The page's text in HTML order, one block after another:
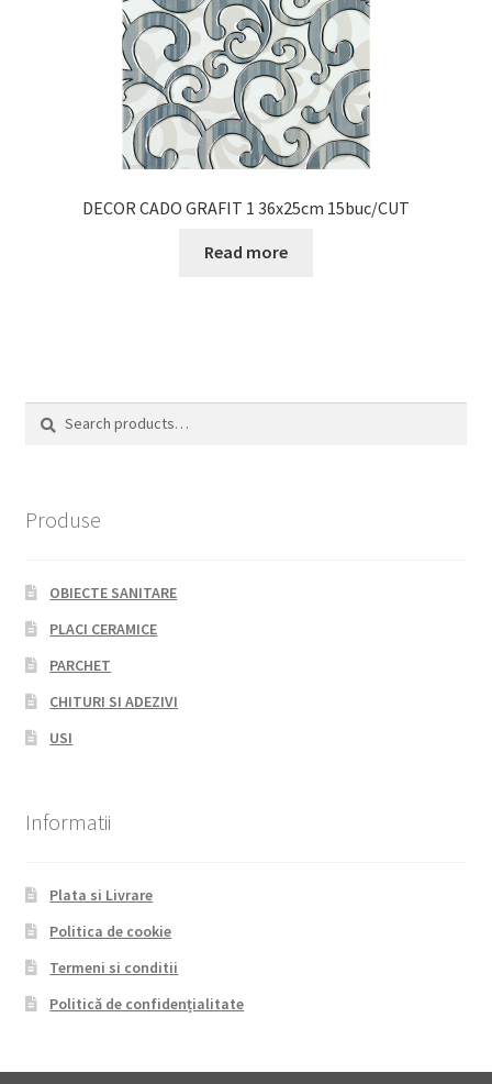
DECOR CADO GRAFIT 1 36x25cm 15buc/CUT
Read more
Search
Search
Produse
OBIECTE SANITARE
PLACI CERAMICE
PARCHET
CHITURI SI ADEZIVI
USI
Informatii
Plata si Livrare
Politica de cookie
Termeni si conditii
Politică de confidențialitate